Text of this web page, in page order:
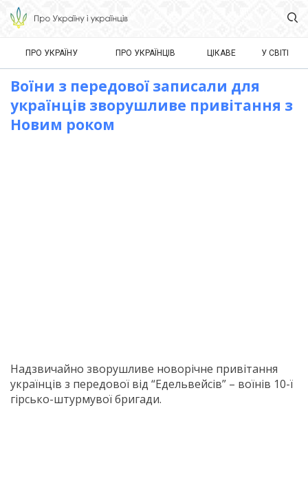
ПРО УКРАЇНУ ПРО УКРАЇНЦІВ ЦІКАВЕ У СВІТІ
Воїни з передової записали для
українців зворушливе привітання з
Новим роком
Надзвичайно зворушливе новорічне привітання
українців з передової від “Едельвейсів” – воїнів 10-ї
гірсько-штурмувої бригади.